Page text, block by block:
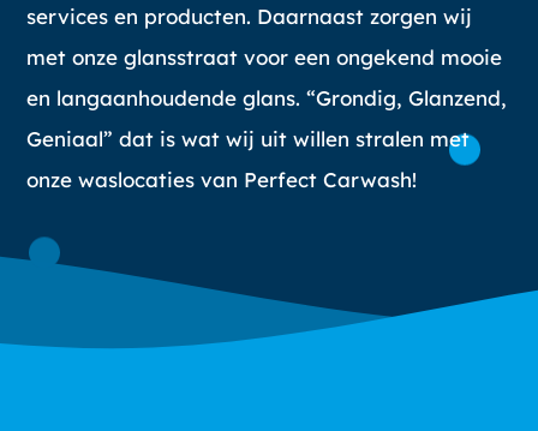
services en producten. Daarnaast zorgen wij
met onze glansstraat voor een ongekend mooie
en langaanhoudende glans. “Grondig, Glanzend,
Geniaal” dat is wat wij uit willen stralen met
onze waslocaties van Perfect Carwash!